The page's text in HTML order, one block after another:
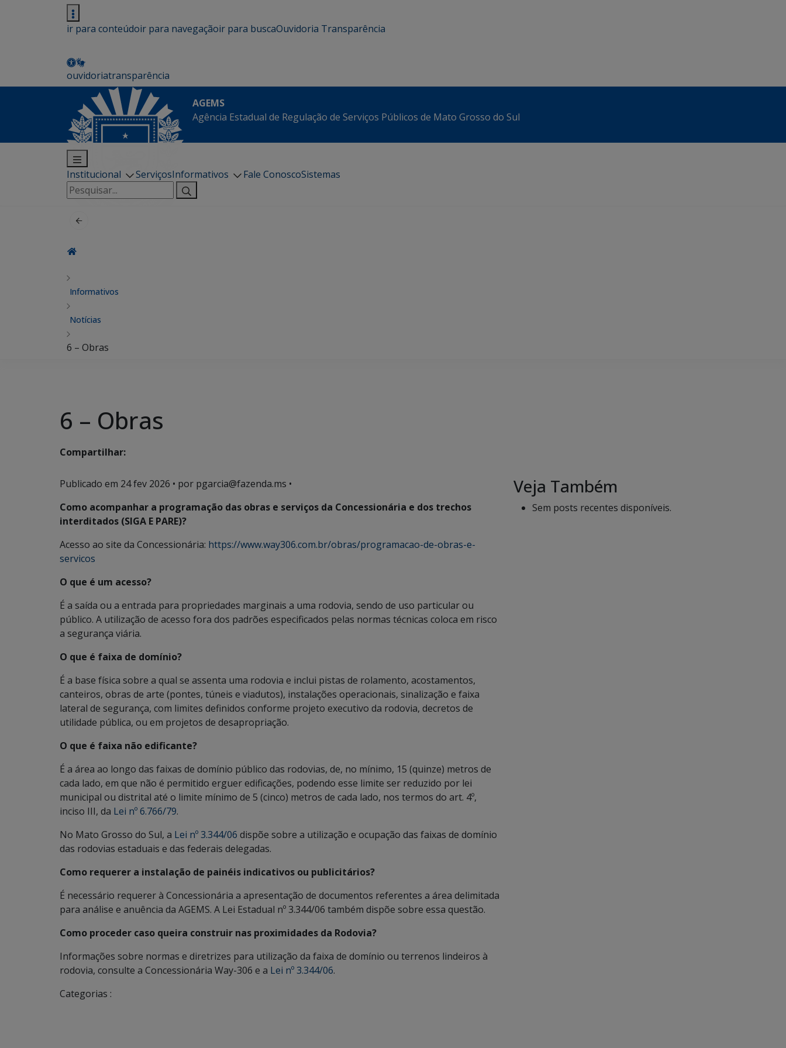
ir para conteúdoir para navegaçãoir para buscaOuvidoria Transparência
ouvidoriatransparência
AGEMS
Agência Estadual de Regulação de Serviços Públicos de Mato Grosso do Sul
Institucional ServiçosInformativos Fale ConoscoSistemas
Pesquisar
por:
Informativos
Notícias
6 – Obras
6 – Obras
Compartilhar:
Publicado em 24 fev 2026 • por pgarcia@fazenda.ms •
Como acompanhar a programação das obras e serviços da Concessionária e dos trechos
interditados (SIGA E PARE)?
Acesso ao site da Concessionária: https://www.way306.com.br/obras/programacao-de-obras-e-
servicos
O que é um acesso?
É a saída ou a entrada para propriedades marginais a uma rodovia, sendo de uso particular ou
público. A utilização de acesso fora dos padrões especificados pelas normas técnicas coloca em risco
a segurança viária.
O que é faixa de domínio?
É a base física sobre a qual se assenta uma rodovia e inclui pistas de rolamento, acostamentos,
canteiros, obras de arte (pontes, túneis e viadutos), instalações operacionais, sinalização e faixa
lateral de segurança, com limites definidos conforme projeto executivo da rodovia, decretos de
utilidade pública, ou em projetos de desapropriação.
O que é faixa não edificante?
É a área ao longo das faixas de domínio público das rodovias, de, no mínimo, 15 (quinze) metros de
cada lado, em que não é permitido erguer edificações, podendo esse limite ser reduzido por lei
municipal ou distrital até o limite mínimo de 5 (cinco) metros de cada lado, nos termos do art. 4º,
inciso III, da Lei nº 6.766/79.
No Mato Grosso do Sul, a Lei nº 3.344/06 dispõe sobre a utilização e ocupação das faixas de domínio
das rodovias estaduais e das federais delegadas.
Como requerer a instalação de painéis indicativos ou publicitários?
É necessário requerer à Concessionária a apresentação de documentos referentes a área delimitada
para análise e anuência da AGEMS. A Lei Estadual nº 3.344/06 também dispõe sobre essa questão.
Como proceder caso queira construir nas proximidades da Rodovia?
Informações sobre normas e diretrizes para utilização da faixa de domínio ou terrenos lindeiros à
rodovia, consulte a Concessionária Way-306 e a Lei nº 3.344/06.
Categorias :
Veja Também
Sem posts recentes disponíveis.